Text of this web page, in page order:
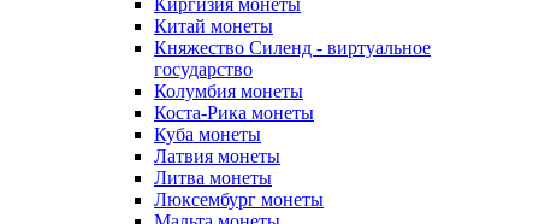
Киргизия монеты
Китай монеты
Княжество Силенд - виртуальное
государство
Колумбия монеты
Коста-Рика монеты
Куба монеты
Латвия монеты
Литва монеты
Люксембург монеты